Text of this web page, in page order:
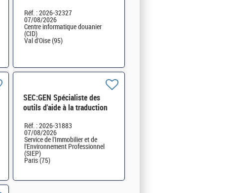
Réf. : 2026-32327
07/08/2026
Centre informatique douanier
(CID)
Val d'Oise (95)
SEC:GEN Spécialiste des
outils d'aide à la traduction
Réf. : 2026-31883
07/08/2026
Service de l'Immobilier et de
l'Environnement Professionnel
(SIEP)
Paris (75)